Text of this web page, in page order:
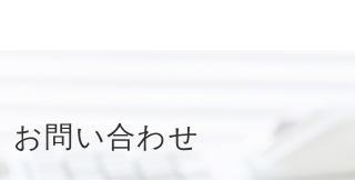
お問い合わせ